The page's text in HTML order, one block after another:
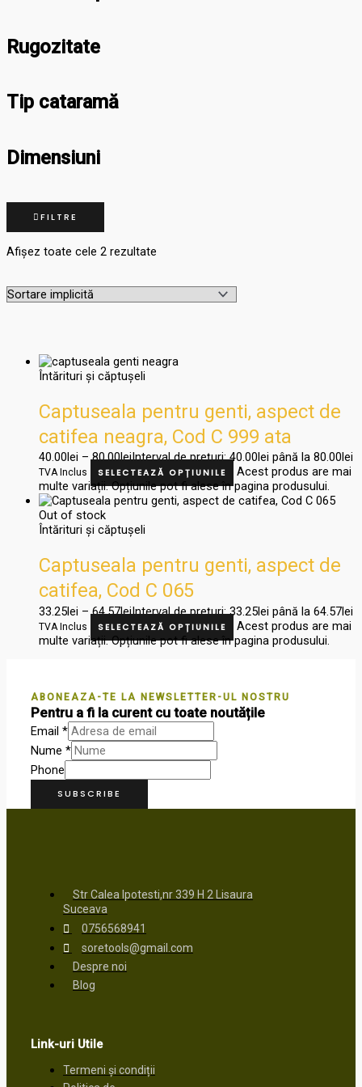
Rugozitate
Tip cataramă
Dimensiuni
FILTRE
Afișez toate cele 2 rezultate
Întărituri și căptușeli
Captuseala pentru genti, aspect de
catifea neagra, Cod C 999 ata
40.00lei – 80.00leiInterval de prețuri: 40.00lei până la 80.00lei
TVA Inclus SELECTEAZĂ OPȚIUNILE
Acest produs are mai
multe variații. Opțiunile pot fi alese în pagina produsului.
Out of stock
Întărituri și căptușeli
Captuseala pentru genti, aspect de
catifea, Cod C 065
33.25lei – 64.57leiInterval de prețuri: 33.25lei până la 64.57lei
TVA Inclus SELECTEAZĂ OPȚIUNILE
Acest produs are mai
multe variații. Opțiunile pot fi alese în pagina produsului.
ABONEAZA-TE LA NEWSLETTER-UL NOSTRU
Pentru a fi la curent cu toate noutățile
Nume *
Email *
Phone
SUBSCRIBE
Str Calea Ipotesti,nr 339 H 2 Lisaura
Suceava
0756568941
soretools@gmail.com
Despre noi
Blog
Link-uri Utile
Termeni și condiții